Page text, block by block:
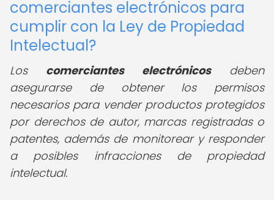
comerciantes electrónicos para
cumplir con la Ley de Propiedad
Intelectual?
Los comerciantes electrónicosdeben
asegurarse de obtener los permisos
necesarios para vender productos protegidos
por derechos de autor, marcas registradas o
patentes, además de monitorear y responder
a posibles infracciones de propiedad
intelectual.